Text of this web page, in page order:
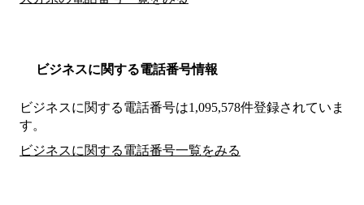
ビジネスに関する電話番号情報
ビジネスに関する電話番号は1,095,578件登録されていま
す。
ビジネスに関する電話番号一覧をみる